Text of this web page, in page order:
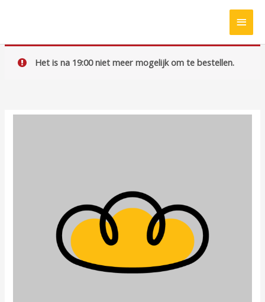
inhoud
Het is na 19:00 niet meer mogelijk om te bestellen.